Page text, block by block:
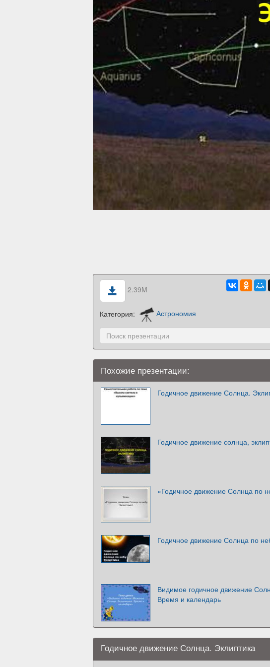
2.39M
Категория: Астрономия
Похожие презентации:
Годичное движение Солнца.
Годичное движение солнца,
«Годичное движение Солнца по
Годичное движение Солнца по
Видимое годичное движение
Время и календарь
Годичное движение Солнца. Эклиптика